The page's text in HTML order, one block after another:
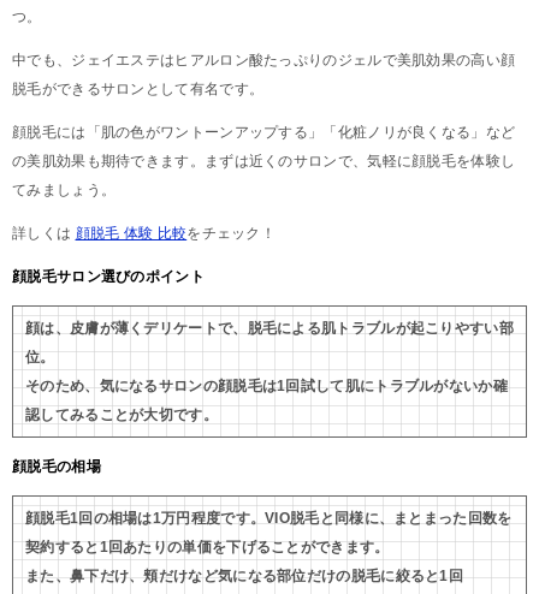
つ。
中でも、ジェイエステはヒアルロン酸たっぷりのジェルで美肌効果の高い顔
脱毛ができるサロンとして有名です。
顔脱毛には「肌の色がワントーンアップする」「化粧ノリが良くなる」など
の美肌効果も期待できます。まずは近くのサロンで、気軽に顔脱毛を体験し
てみましょう。
詳しくは 顔脱毛 体験 比較をチェック！
顔脱毛サロン選びのポイント
顔は、皮膚が薄くデリケートで、脱毛による肌トラブルが起こりやすい部
位。
そのため、気になるサロンの顔脱毛は1回試して肌にトラブルがないか確
認してみることが大切です。
顔脱毛の相場
顔脱毛1回の相場は1万円程度です。VIO脱毛と同様に、まとまった回数を
契約すると1回あたりの単価を下げることができます。
また、鼻下だけ、頬だけなど気になる部位だけの脱毛に絞ると1回